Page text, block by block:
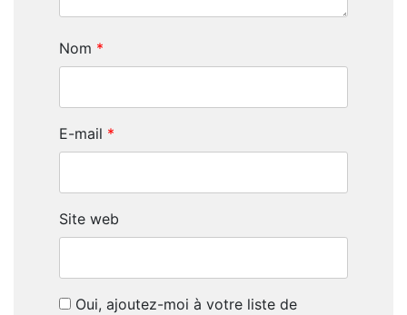
Nom *
E-mail *
Site web
Oui, ajoutez-moi à votre liste de